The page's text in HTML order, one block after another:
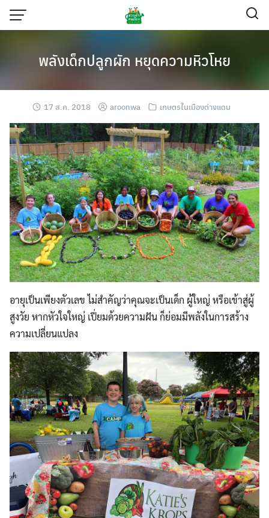
Skip
พลังเด็กปลูกผัก หยุดความหิวโหย
17 ส.ค. 2018 aroonwa เกษตรในเมืองต่างแดน
อายุเป็นเพียงตัวเลข ไม่สำคัญว่าคุณจะเป็นเด็ก ผู้ใหญ่ หรือเข้าสู่ผู้
สูงวัย หากหัวใจใหญ่ เปี่ยมด้วยความฝัน ก็ย่อมมีพลังในการสร้าง
ความเปลี่ยนแปลง